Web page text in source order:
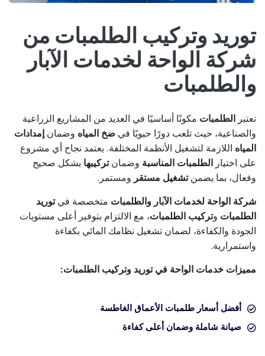
توريد وتركيب الطلمبات من
شركة الواحة لخدمات الآبار
والطلمبات
تعتبر الطلمبات مكونًا أساسيًا في العديد من المشاريع الزراعية
والصناعية، حيث تلعب دورًا حيويًا في ضخ المياه وضمان إمدادات
المياه اللازمة لتشغيل الأنظمة المختلفة. يعتمد نجاح أي مشروع
على اختيار الطلمبات المناسبة وضمانتركيبها بشكل صحيح
وفعال، بما يضمنتشغيل مستقر ومستمر.
شركة الواحة لخدمات الآبار والطلمبات متخصصة فيتوريد
الطلمبات وتركيب الطلمبات، مع الالتزام بتوفير أعلى مستويات
الجودة والكفاءة، لضمان تشغيل نظامك المائي بكفاءة
واستمرارية.
مميزات خدمات الواحة في توريد وتركيب الطلمبات:
أفضل أسعار طلمبات الأعماق الغاطسة
صيانة شاملة وضمان أعلى كفاءة